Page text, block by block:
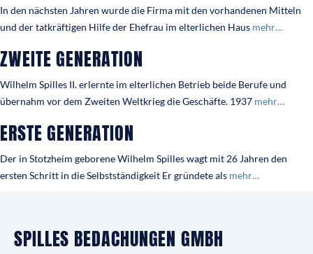
In den nächsten Jahren wurde die Firma mit den vorhandenen Mitteln
und der tatkräftigen Hilfe der Ehefrau im elterlichen Haus mehr…
ZWEITE GENERATION
Wilhelm Spilles II. erlernte im elterlichen Betrieb beide Berufe und
übernahm vor dem Zweiten Weltkrieg die Geschäfte. 1937 mehr…
ERSTE GENERATION
Der in Stotzheim geborene Wilhelm Spilles wagt mit 26 Jahren den
ersten Schritt in die Selbstständigkeit Er gründete als mehr…
SPILLES BEDACHUNGEN GMBH